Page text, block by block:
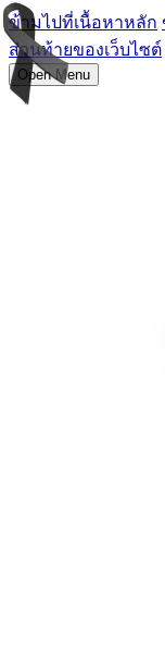
ข้ามไปที่เนื้อหาหลัก
ส่วนท้ายของเว็บไซต์
Open Menu